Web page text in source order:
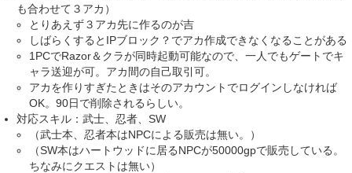
も合わせて３アカ）
とりあえず３アカ先に作るのが吉
しばらくするとIPブロック？でアカ作成できなくなることがある
1PCでRazor＆クラが同時起動可能なので、一人でもゲートでキ
ャラ送迎が可。アカ間の自己取引可。
アカを作りすぎたときはそのアカウントでログインしなければ
OK。90日で削除されるらしい。
対応スキル：武士、忍者、SW
（武士本、忍者本はNPCによる販売は無い。）
（SW本はハートウッドに居るNPCが50000gpで販売している。
ちなみにクエストは無い）